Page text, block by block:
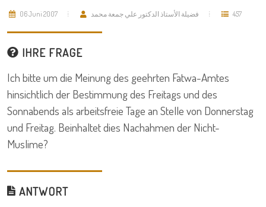
06 Juni 2007 فضيلة الأستاذ الدكتور علي جمعة محمد 457
IHRE FRAGE
Ich bitte um die Meinung des geehrten Fatwa-Amtes
hinsichtlich der Bestimmung des Freitags und des
Sonnabends als arbeitsfreie Tage an Stelle von Donnerstag
und Freitag. Beinhaltet dies Nachahmen der Nicht-
Muslime?
ANTWORT